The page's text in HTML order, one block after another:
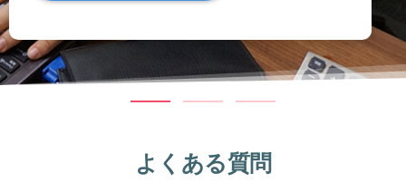
よくある質問